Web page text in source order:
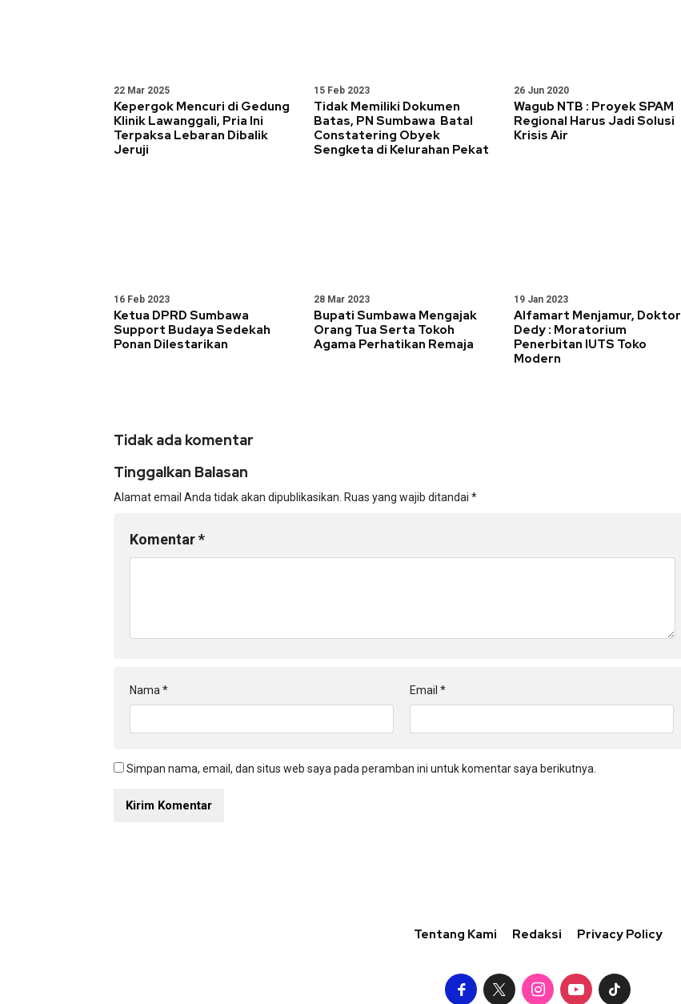
22 Mar 2025
Kepergok Mencuri di Gedung
Klinik Lawanggali, Pria Ini
Terpaksa Lebaran Dibalik
Jeruji
15 Feb 2023
Tidak Memiliki Dokumen
Batas, PN Sumbawa Batal
Constatering Obyek
Sengketa di Kelurahan Pekat
26 Jun 2020
Wagub NTB : Proyek SPAM
Regional Harus Jadi Solusi
Krisis Air
16 Feb 2023
Ketua DPRD Sumbawa
Support Budaya Sedekah
Ponan Dilestarikan
28 Mar 2023
Bupati Sumbawa Mengajak
Orang Tua Serta Tokoh
Agama Perhatikan Remaja
19 Jan 2023
Alfamart Menjamur, Doktor
Dedy : Moratorium
Penerbitan IUTS Toko
Modern
Tidak ada komentar
Tinggalkan Balasan
Alamat email Anda tidak akan dipublikasikan. Ruas yang wajib ditandai *
Komentar*
Nama * Email *
Simpan nama, email, dan situs web saya pada peramban ini untuk komentar saya berikutnya.
Tentang Kami Redaksi Privacy Policy